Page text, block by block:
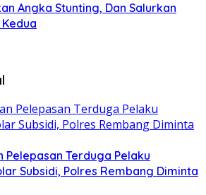
Angka Stunting, Dan Salurkan
Kedua
Pelepasan Terduga Pelaku
Subsidi, Polres Rembang Diminta